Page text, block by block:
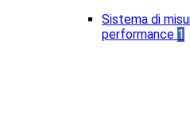
Sistema di
performance 1